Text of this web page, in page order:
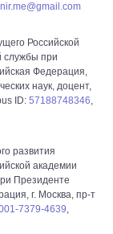
Российской
службы при
Федерация,
наук, доцент,
ID: 57188748346,
развития
академии
Президенте
г. Москва, пр-т
7379-4639,